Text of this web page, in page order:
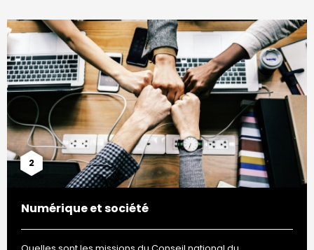
2
Numérique et société